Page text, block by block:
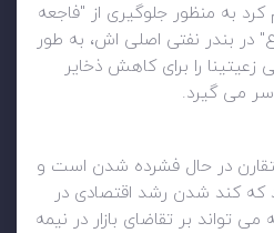
به منظور جلوگیری از "فاجعه
بندر نفتی اصلی اش، به طور
زعیتینا را برای کاهش ذخایر
می گیرد.
در حال فشرده شدن است و
که کند شدن رشد اقتصادی در
تواند بر تقاضای بازار در نیمه